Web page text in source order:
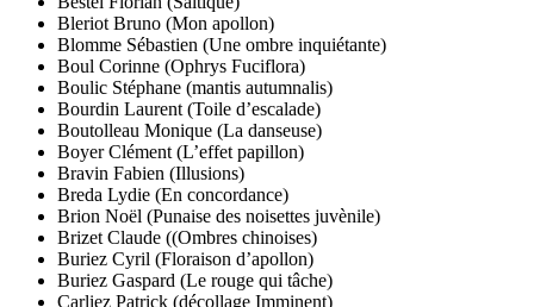
Bleriot Bruno (Mon apollon)
Blomme Sébastien (Une ombre inquiétante)
Boul Corinne (Ophrys Fuciflora)
Boulic Stéphane (mantis autumnalis)
Bourdin Laurent (Toile d’escalade)
Boutolleau Monique (La danseuse)
Boyer Clément (L’effet papillon)
Bravin Fabien (Illusions)
Breda Lydie (En concordance)
Brion Noël (Punaise des noisettes juvènile)
Brizet Claude ((Ombres chinoises)
Buriez Cyril (Floraison d’apollon)
Buriez Gaspard (Le rouge qui tâche)
Carliez Patrick (décollage Imminent)